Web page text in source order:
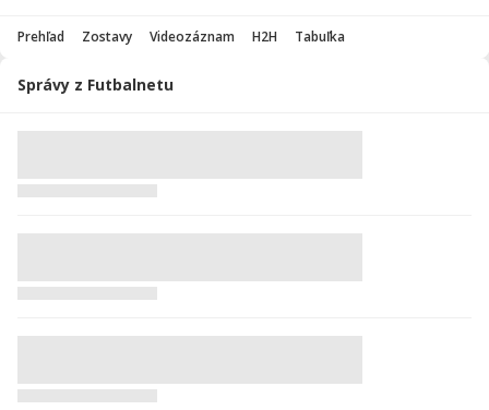
Prehľad Zostavy Videozáznam H2H Tabuľka
Správy z Futbalnetu